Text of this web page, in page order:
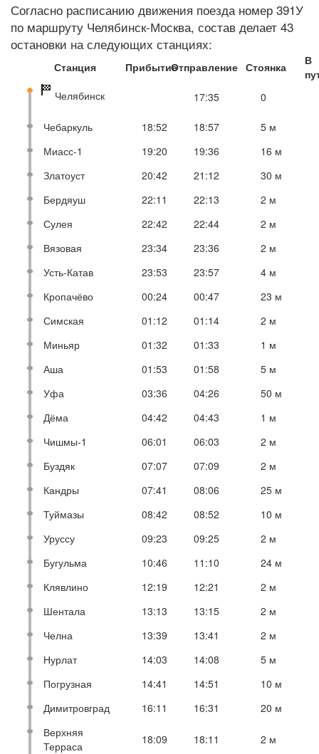
Согласно расписанию движения поезда номер 391У
по маршруту Челябинск-Москва, состав делает 43
остановки на следующих станциях:
Станция ПрибытиеОтправление Стоянка
В
Челябинск
17:35 0
Чебаркуль 18:52 18:57
5 м
Миасс-1
19:20 19:36
16 м
Златоуст
20:42 21:12
30 м
Бердяуш
22:11 22:13
2 м
Сулея
22:42 22:44
2 м
Вязовая
23:34 23:36
2 м
Усть-Катав
23:53 23:57
4 м
Кропачёво
00:24 00:47
23 м
Симская
01:12 01:14
2 м
Миньяр
01:32 01:33
1 м
Аша
01:53 01:58
5 м
Уфа
03:36 04:26
50 м
Дёма
04:42 04:43
1 м
Чишмы-1
06:01 06:03
2 м
Буздяк
07:07 07:09
2 м
Кандры
07:41 08:06
25 м
Туймазы
08:42 08:52
10 м
Уруссу
09:23 09:25
2 м
Бугульма
10:46 11:10
24 м
Клявлино
12:19 12:21
2 м
Шентала
13:13 13:15
2 м
Челна
13:39 13:41
2 м
Нурлат
14:03 14:08
5 м
Погрузная
14:41 14:51
10 м
Димитровград
16:11 16:31
20 м
Верхняя
Терраса
18:09 18:11 2 м